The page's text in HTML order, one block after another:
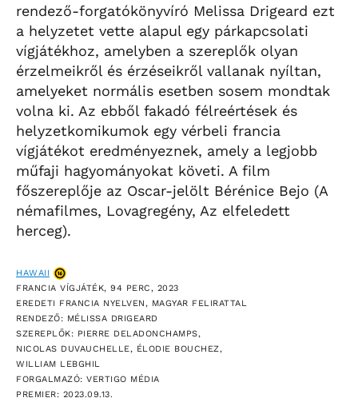
rendező-forgatókönyvíró Melissa Drigeard ezt
a helyzetet vette alapul egy párkapcsolati
vígjátékhoz, amelyben a szereplők olyan
érzelmeikről és érzéseikről vallanak nyíltan,
amelyeket normális esetben sosem mondtak
volna ki. Az ebből fakadó félreértések és
helyzetkomikumok egy vérbeli francia
vígjátékot eredményeznek, amely a legjobb
műfaji hagyományokat követi. A film
főszereplője az Oscar-jelölt Bérénice Bejo (A
némafilmes, Lovagregény, Az elfeledett
herceg).
HAWAII
FRANCIA VÍGJÁTÉK, 94 PERC, 2023
EREDETI FRANCIA NYELVEN, MAGYAR FELIRATTAL
RENDEZŐ: MÉLISSA DRIGEARD
SZEREPLŐK: PIERRE DELADONCHAMPS,
NICOLAS DUVAUCHELLE, ÉLODIE BOUCHEZ,
WILLIAM LEBGHIL
FORGALMAZÓ: VERTIGO MÉDIA
PREMIER: 2023.09.13.